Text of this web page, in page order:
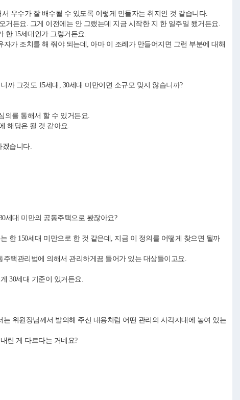
우수가 잘 배수될 수 있도록 이렇게 만들자는 취지인 것 같습니다.
든요. 그게 이전에는 안 그랬는데 지금 시작한 지 한 일주일 됐거든요.
한 15세대인가 그렇거든요.
가 조치를 해 줘야 되는데, 아마 이 조례가 만들어지면 그런 부분에 대해
까 그것도 15세대, 30세대 미만이면 소규모 맞지 않습니까?
의를 통해서 할 수 있거든요.
해당은 될 것 같아요.
겠습니다.
세대 미만의 공동주택으로 봤잖아요?
한 150세대 미만으로 한 것 같은데, 지금 이 정의를 어떻게 찾으면 될까
택관리법에 의해서 관리하게끔 들어가 있는 대상들이고요.
30세대 기준이 있거든요.
위원장님께서 발의해 주신 내용처럼 어떤 관리의 사각지대에 놓여 있는
린 게 다르다는 거네요?